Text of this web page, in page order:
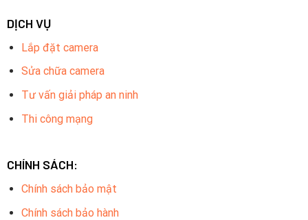
DỊCH VỤ
Lắp đặt camera
Sửa chữa camera
Tư vấn giải pháp an ninh
Thi công mạng
CHÍNH SÁCH:
Chính sách bảo mật
Chính sách bảo hành